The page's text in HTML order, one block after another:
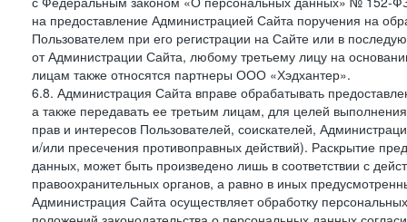
на предоставление Администрацией Сайта поручения на
Пользователем при его регистрации на Сайте или в
от Администрации Сайта, любому третьему лицу на
лицам также относятся партнеры ООО «Хэдхантер».
6.8. Администрация Сайта вправе обрабатывать
а также передавать ее третьим лицам, для целей
прав и интересов Пользователей, соискателей,
и/или пресечения противоправных действий). Раскрытие
данных, может быть произведено лишь в соответствии с
правоохранительных органов, а равно в иных
Администрация Сайта осуществляет обработку